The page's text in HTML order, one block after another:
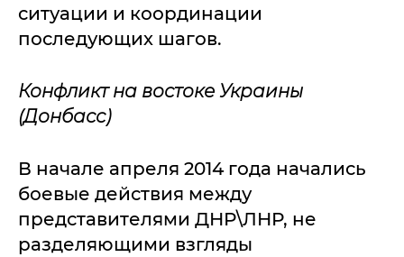
ситуации и координации
последующих шагов.
Конфликт на востоке Украины
(Донбасс)
В начале апреля 2014 года начались
боевые действия между
представителями ДНР\ЛНР, не
разделяющими взгляды